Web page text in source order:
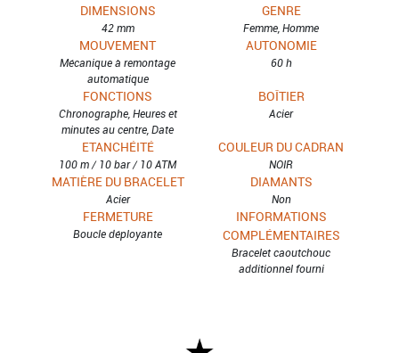
DIMENSIONS
42 mm
GENRE
Femme, Homme
MOUVEMENT
Mécanique à remontage
automatique
AUTONOMIE
60 h
FONCTIONS
Chronographe, Heures et
minutes au centre, Date
BOÎTIER
Acier
ETANCHÉITÉ
100 m / 10 bar / 10 ATM
COULEUR DU CADRAN
NOIR
MATIÈRE DU BRACELET
Acier
DIAMANTS
Non
FERMETURE
Boucle déployante
INFORMATIONS
COMPLÉMENTAIRES
Bracelet caoutchouc
additionnel fourni